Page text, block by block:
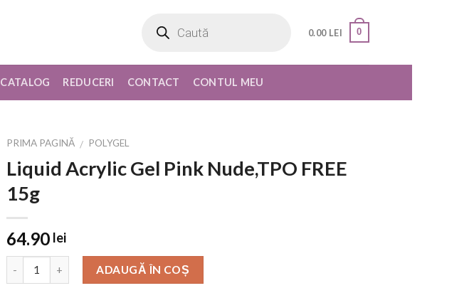
search
0.00 LEI 0
CATALOG REDUCERI CONTACT CONTUL MEU
PRIMA PAGINĂ / POLYGEL
Liquid Acrylic Gel Pink Nude,TPO FREE
15g
64.90 lei
ADAUGĂ ÎN COȘ